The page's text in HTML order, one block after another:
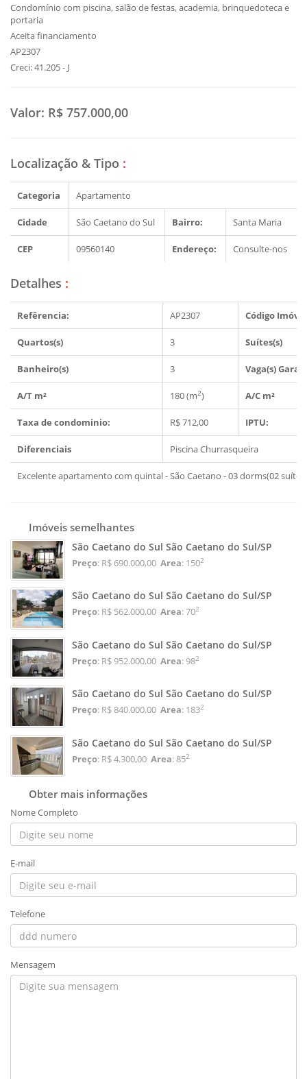
Condomínio com piscina, salão de festas, academia, brinquedoteca e
portaria
Aceita financiamento
AP2307
Creci: 41.205 - J
Valor: R$ 757.000,00
Localização & Tipo :
Categoria Apartamento
Cidade São Caetano do Sul Bairro: Santa Maria
CEP 09560140 Endereço: Consulte-nos
Detalhes :
Refêrencia: AP2307 Código
Quartos(s) 3 Suítes(s)
Banheiro(s) 3 Vaga(s)
A/T m² 180 (m2) A/C m²
Taxa de condominio: R$ 712,00 IPTU:
Diferenciais PiscinaChurrasqueira
Excelente apartamento com quintal - São Caetano - 03 dorms(02
Imóveis semelhantes
São Caetano do Sul São Caetano do Sul/SP
Preço: R$ 690.000,00 Area: 1502
São Caetano do Sul São Caetano do Sul/SP
Preço: R$ 562.000,00 Area: 702
São Caetano do Sul São Caetano do Sul/SP
Preço: R$ 952.000,00 Area: 982
São Caetano do Sul São Caetano do Sul/SP
Preço: R$ 840.000,00 Area: 1832
São Caetano do Sul São Caetano do Sul/SP
Preço: R$ 4.300,00 Area: 852
Obter mais informações
Nome Completo
E-mail
Telefone
Mensagem